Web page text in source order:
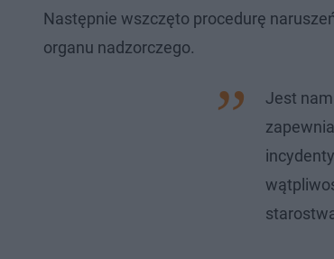
Następnie wszczęto procedurę
organu nadzorczego.
Jest